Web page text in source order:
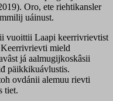
Oro, ete riehtikansler
uáinust.
vuoittii Laapi keerrivrievtist
Keerrivrievti mield
já aalmugijkoskâsii
päikkikuávlustis.
ovdánii alemuu rievti
tiet.